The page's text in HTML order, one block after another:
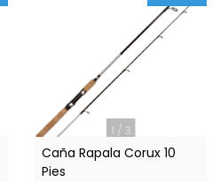
1 / 3
Caña Rapala Corux 10
Pies